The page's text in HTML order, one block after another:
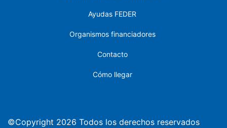
Ayudas FEDER
Organismos financiadores
Contacto
Cómo llegar
©Copyright 2026 Todos los derechos reservados